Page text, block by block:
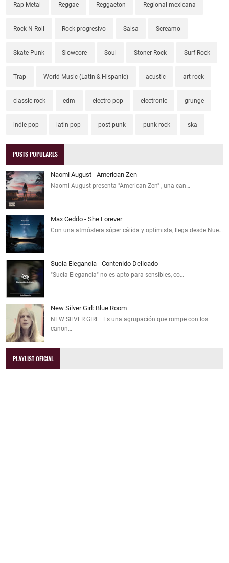
Rap Metal Reggae Reggaeton Regional mexicana
Rock N Roll Rock progresivo Salsa Screamo
Skate Punk Slowcore Soul Stoner Rock Surf Rock
Trap World Music (Latin & Hispanic) acustic art rock
classic rock edm electro pop electronic grunge
indie pop latin pop post-punk punk rock ska
POSTS POPULARES
Naomi August - American Zen
Naomi August presenta "American Zen" , una can…
Max Ceddo - She Forever
Con una atmósfera súper cálida y optimista, llega desde Nue…
Sucia Elegancia - Contenido Delicado
"Sucia Elegancia" no es apto para sensibles, co…
New Silver Girl: Blue Room
NEW SILVER GIRL : Es una agrupación que rompe con los
canon…
PLAYLIST OFICIAL